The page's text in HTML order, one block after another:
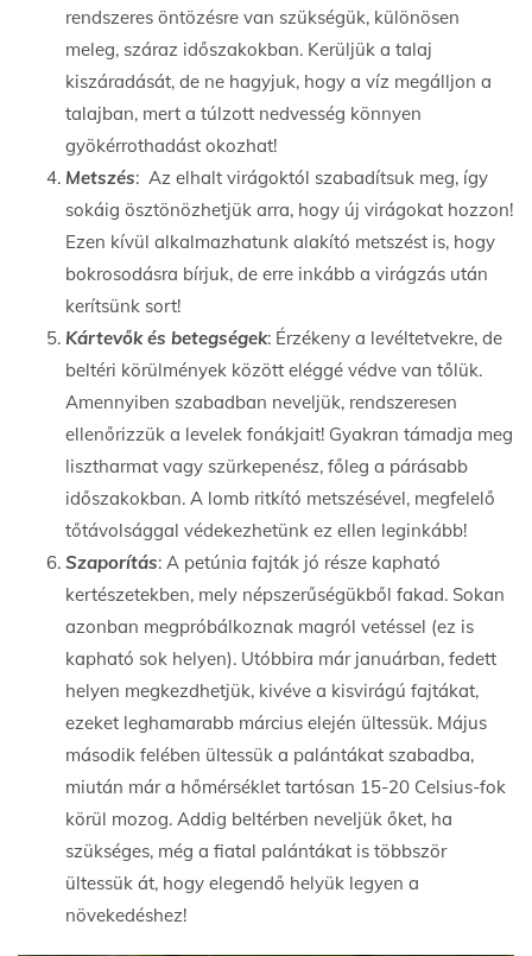
rendszeres öntözésre van szükségük, különösen
meleg, száraz időszakokban. Kerüljük a talaj
kiszáradását, de ne hagyjuk, hogy a víz megálljon a
talajban, mert a túlzott nedvesség könnyen
gyökérrothadást okozhat!
Metszés: Az elhalt virágoktól szabadítsuk meg, így
sokáig ösztönözhetjük arra, hogy új virágokat hozzon!
Ezen kívül alkalmazhatunk alakító metszést is, hogy
bokrosodásra bírjuk, de erre inkább a virágzás után
kerítsünk sort!
Kártevők és betegségek: Érzékeny a levéltetvekre, de
beltéri körülmények között eléggé védve van tőlük.
Amennyiben szabadban neveljük, rendszeresen
ellenőrizzük a levelek fonákjait! Gyakran támadja meg
lisztharmat vagy szürkepenész, főleg a párásabb
időszakokban. A lomb ritkító metszésével, megfelelő
tőtávolsággal védekezhetünk ez ellen leginkább!
Szaporítás: A petúnia fajták jó része kapható
kertészetekben, mely népszerűségükből fakad. Sokan
azonban megpróbálkoznak magról vetéssel (ez is
kapható sok helyen). Utóbbira már januárban, fedett
helyen megkezdhetjük, kivéve a kisvirágú fajtákat,
ezeket leghamarabb március elején ültessük. Május
második felében ültessük a palántákat szabadba,
miután már a hőmérséklet tartósan 15-20 Celsius-fok
körül mozog. Addig beltérben neveljük őket, ha
szükséges, még a fiatal palántákat is többször
ültessük át, hogy elegendő helyük legyen a
növekedéshez!